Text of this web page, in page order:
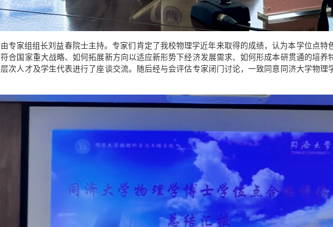
专家组组长刘益春院士主持。专家们肯定了我校物理学近年来取得的成绩，认为本学位点特
合国家重大战略、如何拓展新方向以适应新形势下经济发展需求、如何形成本研贯通的培养
次人才及学生代表进行了座谈交流。随后经与会评估专家闭门讨论，一致同意同济大学物理